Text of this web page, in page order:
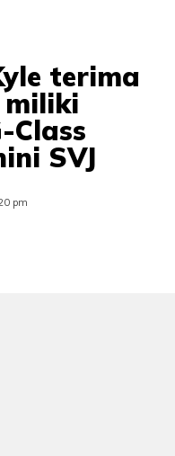
terima
miliki
Class
SVJ
pm